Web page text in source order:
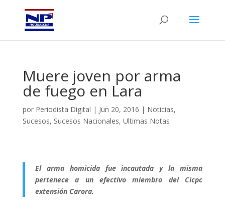
Muere joven por arma
de fuego en Lara
por Periodista Digital | Jun 20, 2016 | Noticias,
Sucesos, Sucesos Nacionales, Ultimas Notas
El arma homicida fue incautada y la misma
pertenece a un efectivo miembro del Cicpc
extensión Carora.